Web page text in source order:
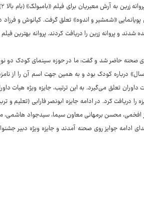
«شمشیر و اندوه» تعلق گرفت. کیانوش و فرزاد
و پروانه زرین را دریافت کردند. پروانه بهترین
صحنه حاضر شد و گفت: ما در حوزه سینمای کودک دو
سال» درباره کودک بود و به همین‌ جهت اسم آن را از
تعلق می‌گیرد. به این ترتیب، جایزه ویژه هیات
دریافت کرد. در ادامه جایزه ابونصر فارابی (تعلیم و
افخمی، محسن برمهانی معاون سیما، سیدجواد هاشمی،
جوایز روی صحنه آمدند و جایزه ویژه دبیر